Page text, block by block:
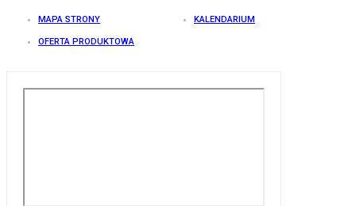
MAPA STRONY KALENDARIUM
OFERTA PRODUKTOWA